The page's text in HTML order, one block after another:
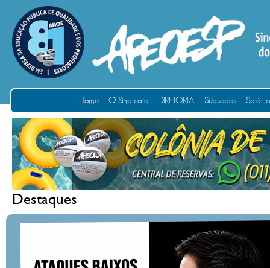
Home O Sindicato DIRETORIA Subsedes
Destaques